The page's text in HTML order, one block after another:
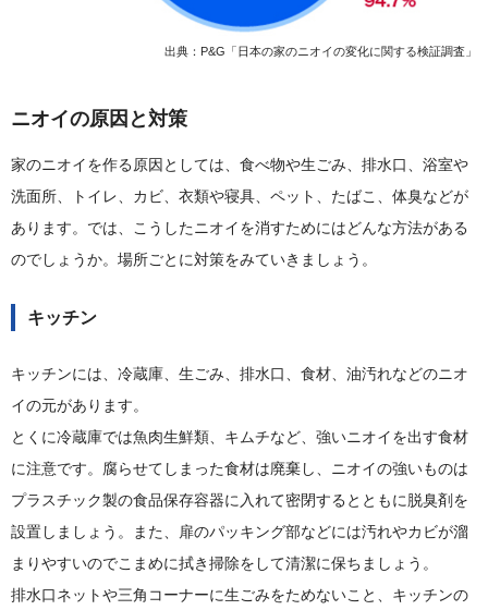
出典：P&G「日本の家のニオイの変化に関する検証調査」
ニオイの原因と対策
家のニオイを作る原因としては、食べ物や生ごみ、排水口、浴室や
洗面所、トイレ、カビ、衣類や寝具、ペット、たばこ、体臭などが
あります。では、こうしたニオイを消すためにはどんな方法がある
のでしょうか。場所ごとに対策をみていきましょう。
キッチン
キッチンには、冷蔵庫、生ごみ、排水口、食材、油汚れなどのニオ
イの元があります。
とくに冷蔵庫では魚肉生鮮類、キムチなど、強いニオイを出す食材
に注意です。腐らせてしまった食材は廃棄し、ニオイの強いものは
プラスチック製の食品保存容器に入れて密閉するとともに脱臭剤を
設置しましょう。また、扉のパッキング部などには汚れやカビが溜
まりやすいのでこまめに拭き掃除をして清潔に保ちましょう。
排水口ネットや三角コーナーに生ごみをためないこと、キッチンの